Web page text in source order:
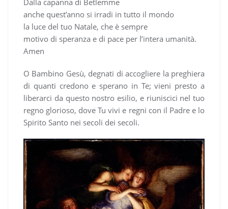
Dalla capanna di Betlemme
anche quest’anno si irradi in tutto il mondo
la luce del tuo Natale, che è sempre
motivo di speranza e di pace per l’intera umanità.
Amen
O Bambino Gesù, degnati di accogliere la preghiera
di quanti credono e sperano in Te; vieni presto a
liberarci da questo nostro esilio, e riuniscici nel tuo
regno glorioso, dove Tu vivi e regni con il Padre e lo
Spirito Santo nei secoli dei secoli.